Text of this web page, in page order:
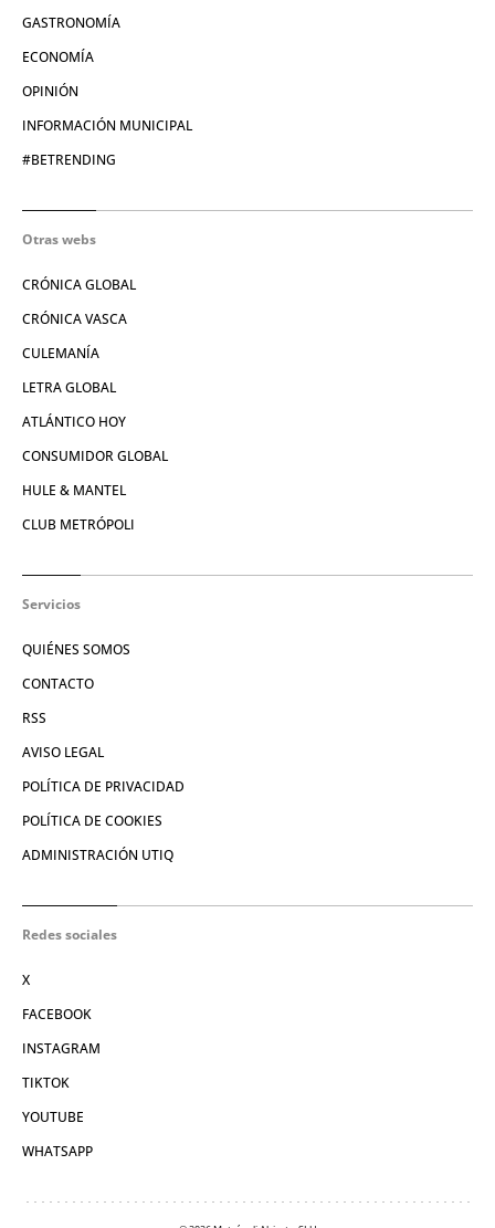
GASTRONOMÍA
ECONOMÍA
OPINIÓN
INFORMACIÓN MUNICIPAL
#BETRENDING
Otras webs
CRÓNICA GLOBAL
CRÓNICA VASCA
CULEMANÍA
LETRA GLOBAL
ATLÁNTICO HOY
CONSUMIDOR GLOBAL
HULE & MANTEL
CLUB METRÓPOLI
Servicios
QUIÉNES SOMOS
CONTACTO
RSS
AVISO LEGAL
POLÍTICA DE PRIVACIDAD
POLÍTICA DE COOKIES
ADMINISTRACIÓN UTIQ
Redes sociales
X
FACEBOOK
INSTAGRAM
TIKTOK
YOUTUBE
WHATSAPP